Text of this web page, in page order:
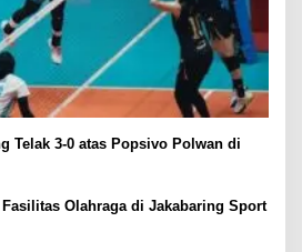
Telak 3-0 atas Popsivo Polwan di
Olahraga di Jakabaring Sport